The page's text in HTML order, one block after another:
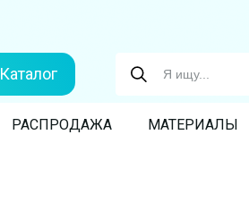
Каталог
РАСПРОДАЖА МАТЕРИАЛЫ